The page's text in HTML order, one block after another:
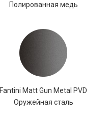
Полированная медь
Fantini Matt Gun Metal PVD
Оружейная сталь